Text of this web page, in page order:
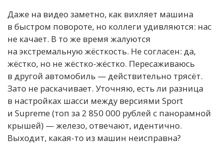
Даже на видео заметно, как вихляет машина
в быстром повороте, но коллеги удивляются: нас
не качает. В то же время жалуются
на экстремальную жёсткость. Не согласен: да,
жёстко, но не жёстко-жёстко. Пересаживаюсь
в другой автомобиль — действительно трясёт.
Зато не раскачивает. Уточняю, есть ли разница
в настройках шасси между версиями Sport
и Supreme (топ за 2 850 000 рублей с панорамной
крышей) — железо, отвечают, идентично.
Выходит, какая-то из машин неисправна?